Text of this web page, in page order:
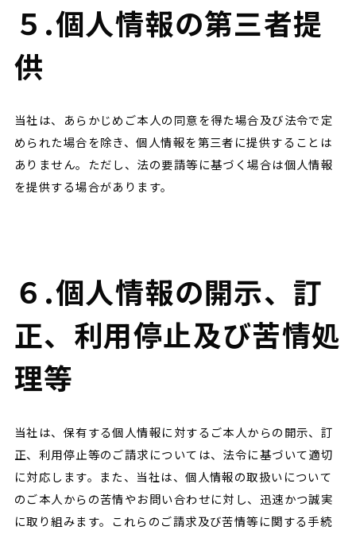
５.個人情報の第三者提
供
当社は、あらかじめご本人の同意を得た場合及び法令で定
められた場合を除き、個人情報を第三者に提供することは
ありません。ただし、法の要請等に基づく場合は個人情報
を提供する場合があります。
６.個人情報の開示、訂
正、利用停止及び苦情処
理等
当社は、保有する個人情報に対するご本人からの開示、訂
正、利用停止等のご請求については、法令に基づいて適切
に対応します。また、当社は、個人情報の取扱いについて
のご本人からの苦情やお問い合わせに対し、迅速かつ誠実
に取り組みます。これらのご請求及び苦情等に関する手続